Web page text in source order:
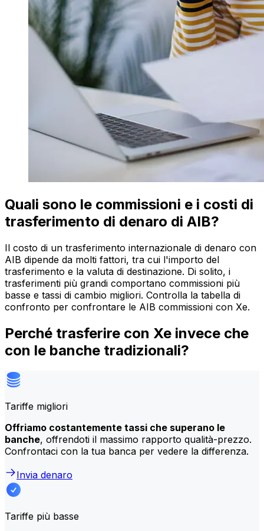
Quali sono le commissioni e i costi di
trasferimento di denaro di AIB?
Il costo di un trasferimento internazionale di denaro con
AIB dipende da molti fattori, tra cui l'importo del
trasferimento e la valuta di destinazione. Di solito, i
trasferimenti più grandi comportano commissioni più
basse e tassi di cambio migliori. Controlla la tabella di
confronto per confrontare le AIB commissioni con Xe.
Perché trasferire con Xe invece che
con le banche tradizionali?
Tariffe migliori
Offriamo costantemente tassi che superano le
banche, offrendoti il massimo rapporto qualità-prezzo.
Confrontaci con la tua banca per vedere la differenza.
Invia denaro
Tariffe più basse